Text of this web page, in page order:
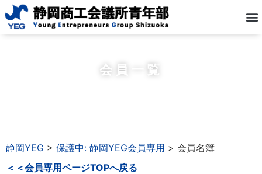
会員一覧
静岡YEG > 保護中: 静岡YEG会員専用 > 会員名簿
＜＜会員専用ページTOPへ戻る